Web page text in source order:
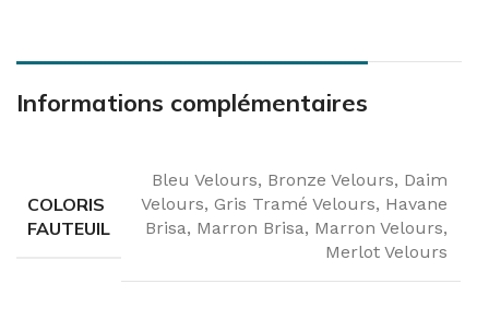
Informations complémentaires
COLORIS
FAUTEUIL
Bleu Velours, Bronze Velours, Daim
Velours, Gris Tramé Velours, Havane
Brisa, Marron Brisa, Marron Velours,
Merlot Velours